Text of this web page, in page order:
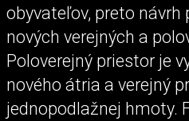
obyvateľov, preto návrh
nových verejných a
Poloverejný priestor je
nového átria a verejný
jednopodlažnej hmoty.